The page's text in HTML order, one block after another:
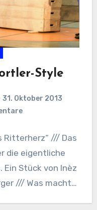
Style
31. Oktober 2013
Ritterherz“ /// Das
die eigentliche
Stück von Inèz
/// Was macht…